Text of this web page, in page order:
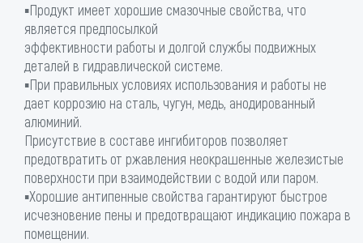
▪Продукт имеет хорошие смазочные свойства, что
является предпосылкой
эффективности работы и долгой службы подвижных
деталей в гидравлической системе.
▪При правильных условиях использования и работы не
дает коррозию на сталь, чугун, медь, анодированный
алюминий.
Присутствие в составе ингибиторов позволяет
предотвратить от ржавления неокрашенные железистые
поверхности при взаимодействии с водой или паром.
▪Хорошие антипенные свойства гарантируют быстрое
исчезновение пены и предотвращают индикацию пожара в
помещении.